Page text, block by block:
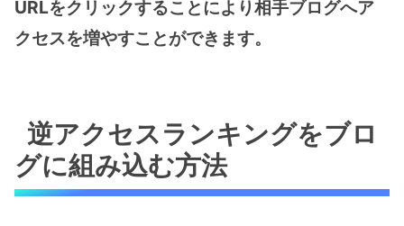
URLをクリックすることにより相手ブログへア
クセスを増やすことができます。
逆アクセスランキングをブロ
グに組み込む方法